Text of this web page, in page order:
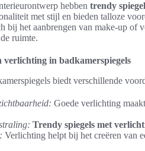
hebben trendy
met stijl en bieden talloze
bij het aanbrengen van make-up of
ruimte.
verlichting in badkamerspiegels
biedt verschillende
Goede verlichting
Trendy spiegels met
Verlichting helpt bij het creëren van